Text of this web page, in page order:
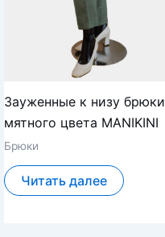
Зауженные к низу брюки
мятного цвета MANIKINI
Брюки
Читать далее